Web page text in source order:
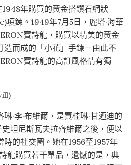
年購買的黃金搭鑽石網狀
項鍊。1949年7月5日，麗塔·海華
寶詩龍，購買以精美的黃金
而成的「小花」手鍊－由此不
寶詩龍的高訂風格情有獨
·李·布維爾，是賈桂琳·甘迺迪的
坦尼斯瓦夫拉齊維爾之後，便以
時的社交圈。她在1956至1957年
龍購買若干單品，遺憾的是，典